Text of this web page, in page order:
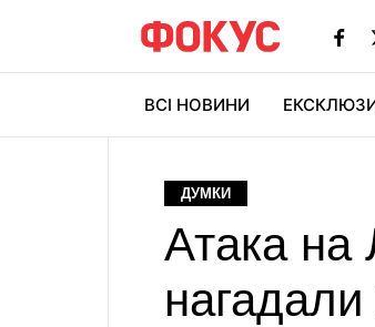
ВСІ НОВИНИ
ДУМКИ
Атака на
нагадали